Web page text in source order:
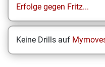
Erfolge gegen Fritz...
Keine Drills auf